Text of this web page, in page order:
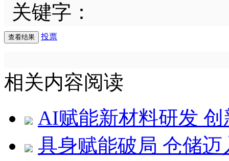
关键字：
投票
相关内容阅读
AI赋能新材料研发
具身赋能破局 仓储